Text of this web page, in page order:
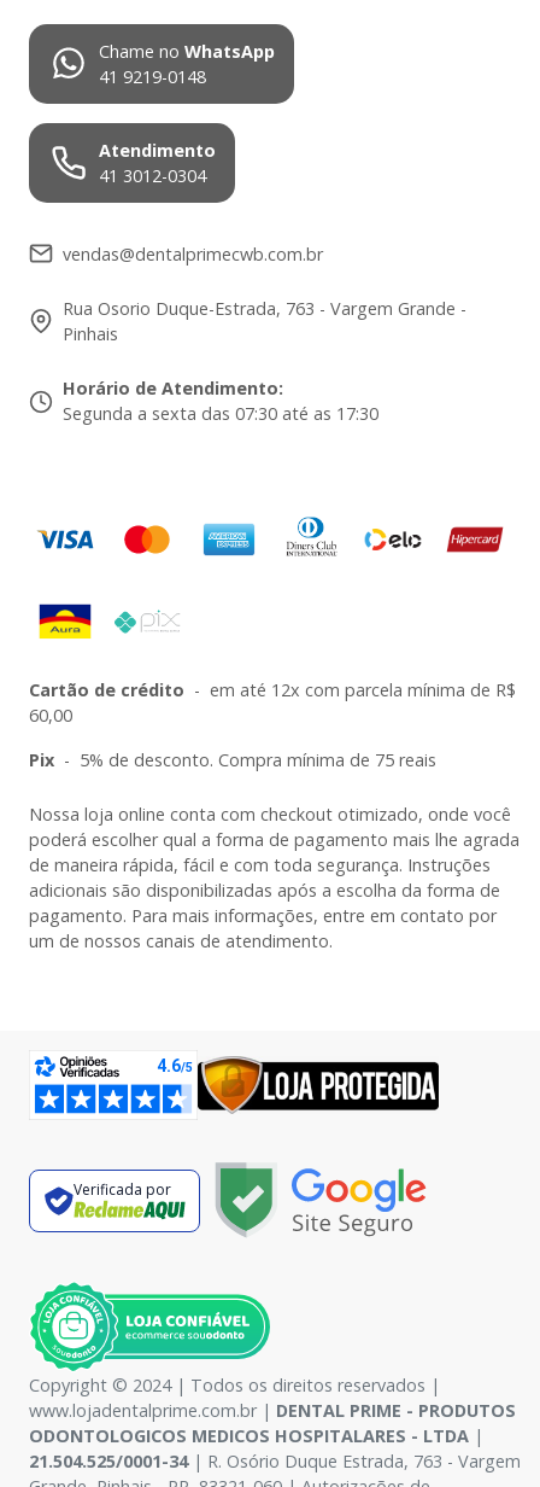
Chame no WhatsApp
41 9219-0148
Atendimento
41 3012-0304
vendas@dentalprimecwb.com.br
Rua Osorio Duque-Estrada, 763 - Vargem Grande -
Pinhais
Horário de Atendimento:
Segunda a sexta das 07:30 até as 17:30
Cartão de crédito - em até 12x com parcela mínima de R$
60,00
Pix - 5% de desconto. Compra mínima de 75 reais
Nossa loja online conta com checkout otimizado, onde você
poderá escolher qual a forma de pagamento mais lhe agrada
de maneira rápida, fácil e com toda segurança. Instruções
adicionais são disponibilizadas após a escolha da forma de
pagamento. Para mais informações, entre em contato por
um de nossos canais de atendimento.
Verificada por
Copyright © 2024 | Todos os direitos reservados |
www.lojadentalprime.com.br | DENTAL PRIME - PRODUTOS
ODONTOLOGICOS MEDICOS HOSPITALARES - LTDA |
21.504.525/0001-34| R. Osório Duque Estrada, 763 - Vargem